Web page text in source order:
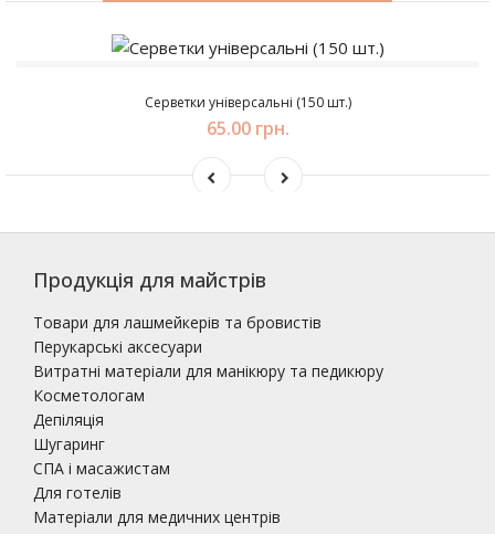
Серветки універсальні (150 шт.)
65.00 грн.
Продукція для майстрів
Товари для лашмейкерів та бровистів
Перукарські аксесуари
Витратні матеріали для манікюру та педикюру
Косметологам
Депіляція
Шугаринг
СПА і масажистам
Для готелів
Матеріали для медичних центрів